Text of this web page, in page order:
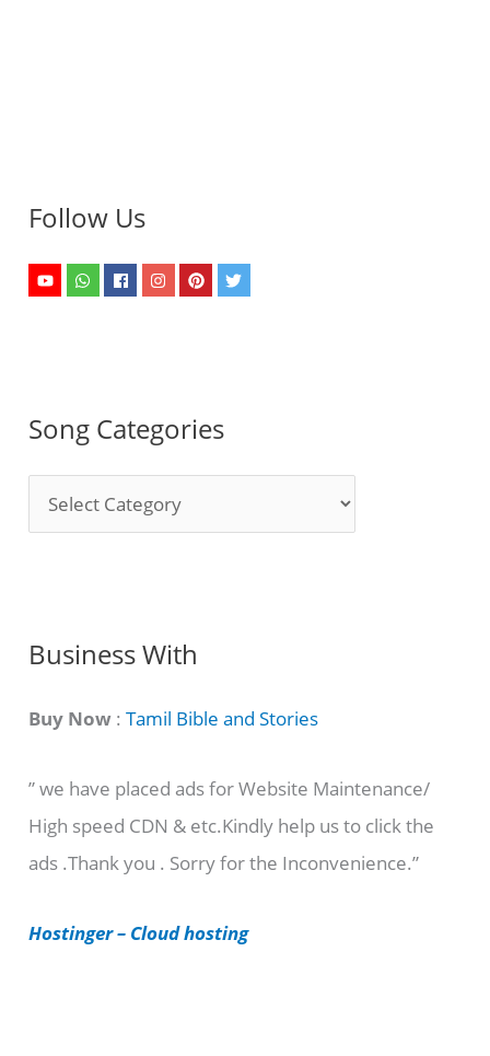
Follow Us
Song Categories
o
C
t
g
o
r
e
Business With
Buy Now :Tamil Bible and Stories
” we have placed ads for Website Maintenance/
High speed CDN & etc.Kindly help us to click the
ads .Thank you . Sorry for the Inconvenience.”
Hostinger – Cloud hosting